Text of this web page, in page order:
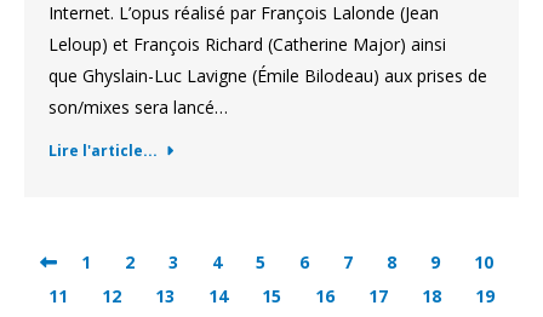
Internet. L’opus réalisé par François Lalonde (Jean
Leloup) et François Richard (Catherine Major) ainsi
que Ghyslain-Luc Lavigne (Émile Bilodeau) aux prises de
son/mixes sera lancé…
Lire l'article...
1 2 3 4 5 6 7 8 9
10
11
12 13 14 15 16 17 18
19